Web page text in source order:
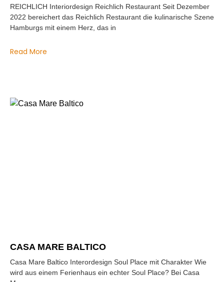
REICHLICH Interiordesign Reichlich Restaurant Seit Dezember
2022 bereichert das Reichlich Restaurant die kulinarische Szene
Hamburgs mit einem Herz, das in
Read More
CASA MARE BALTICO
Casa Mare Baltico Interordesign Soul Place mit Charakter Wie
wird aus einem Ferienhaus ein echter Soul Place? Bei Casa